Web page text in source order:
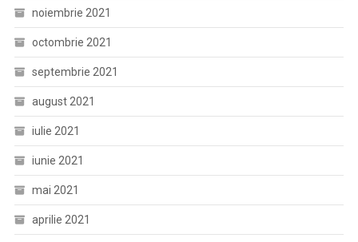
noiembrie 2021
octombrie 2021
septembrie 2021
august 2021
iulie 2021
iunie 2021
mai 2021
aprilie 2021